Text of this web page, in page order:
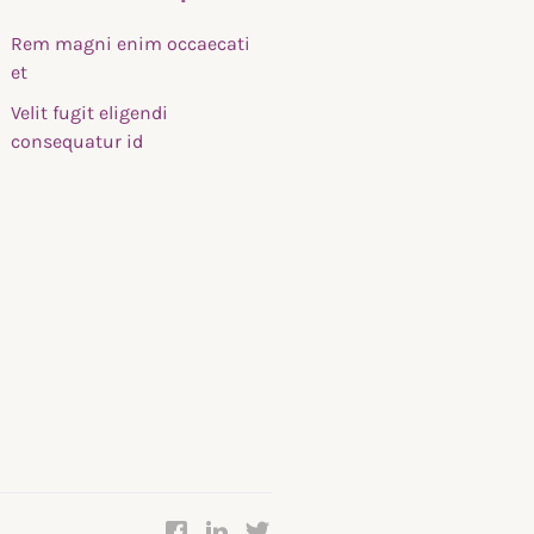
Rem magni enim occaecati
et
Velit fugit eligendi
consequatur id